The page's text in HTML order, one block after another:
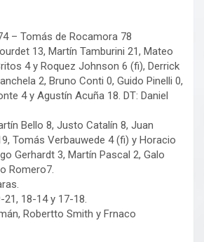
– Tomás de Rocamora 78
13, Martín Tamburini 21, Mateo
4 y Roquez Johnson 6 (fi), Derrick
2, Bruno Conti 0, Guido Pinelli 0,
4 y Agustín Acuña 18. DT: Daniel
Bello 8, Justo Catalín 8, Juan
Tomás Verbauwede 4 (fi) y Horacio
Gerhardt 3, Martín Pascal 2, Galo
Romero7.
21, 18-14 y 17-18.
Robertto Smith y Frnaco